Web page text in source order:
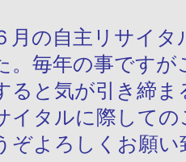
月の自主リサイ
。毎年の事です
ると気が引き締ま
イタルに際して
ぞよろしくお願